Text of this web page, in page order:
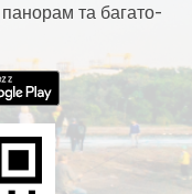
панорам та багато-